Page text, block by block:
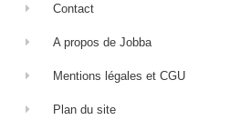
Contact
A propos de Jobba
Mentions légales et CGU
Plan du site